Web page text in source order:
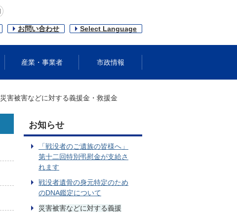
お問い合わせ Select Language
産業・事業者 市政情報
災害被害などに対する義援金・救援金
お知らせ
「戦没者のご遺族の皆様へ」
第十二回特別弔慰金が支給さ
れます
戦没者遺骨の身元特定のため
のDNA鑑定について
災害被害などに対する義援